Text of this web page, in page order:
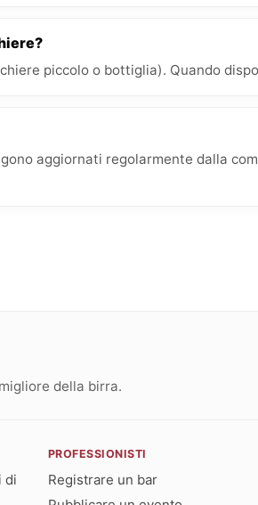
piccolo o bottiglia). Quando
aggiornati regolarmente dalla
della birra.
di
PROFESSIONISTI
Registrare un bar